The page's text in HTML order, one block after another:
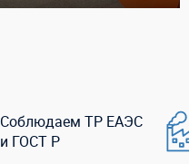
Соблюдаем ТР ЕАЭС
и ГОСТ Р